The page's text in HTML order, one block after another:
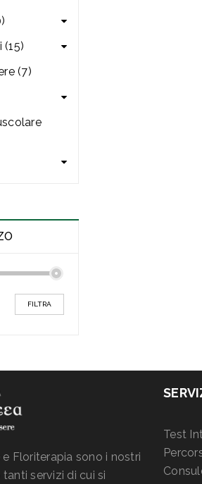
(7)
FILTRA
Floriterapia sono i nostri
servizi di cui si
Test